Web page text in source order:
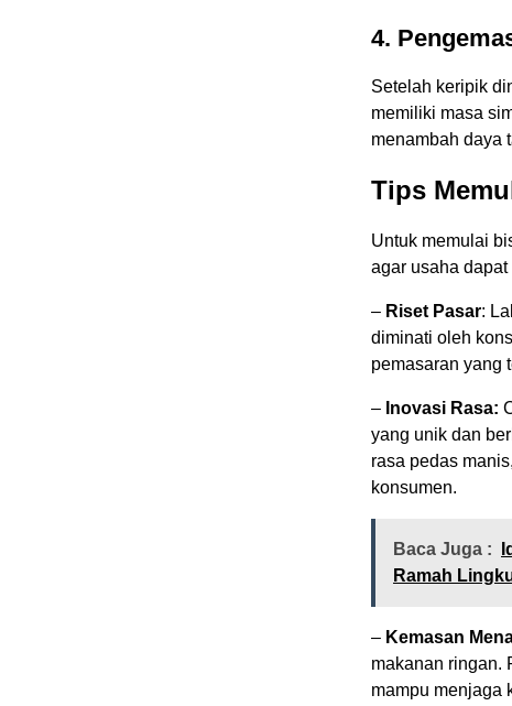
4.
Setelah keripik
memiliki masa
menambah daya
Tips
Untuk memulai
agar usaha
– Riset Pasar:
diminati oleh
pemasaran yang
– Inovasi Rasa:
yang unik dan
rasa pedas
konsumen.
Baca Juga :
Ramah
– Kemasan
makanan ringan.
mampu menjaga